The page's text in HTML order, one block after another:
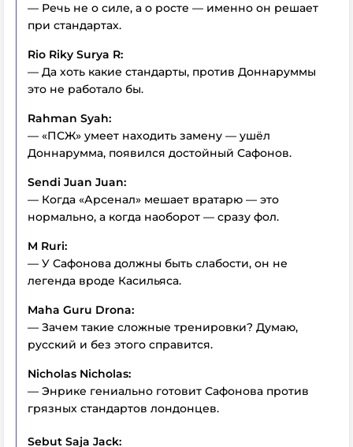
— Речь не о силе, а о росте — именно он решает
при стандартах.
Rio Riky Surya R:
— Да хоть какие стандарты, против Доннаруммы
это не работало бы.
Rahman Syah:
— «ПСЖ» умеет находить замену — ушёл
Доннарумма, появился достойный Сафонов.
Sendi Juan Juan:
— Когда «Арсенал» мешает вратарю — это
нормально, а когда наоборот — сразу фол.
M Ruri:
— У Сафонова должны быть слабости, он не
легенда вроде Касильяса.
Maha Guru Drona:
— Зачем такие сложные тренировки? Думаю,
русский и без этого справится.
Nicholas Nicholas:
— Энрике гениально готовит Сафонова против
грязных стандартов лондонцев.
Sebut Saja Jack: